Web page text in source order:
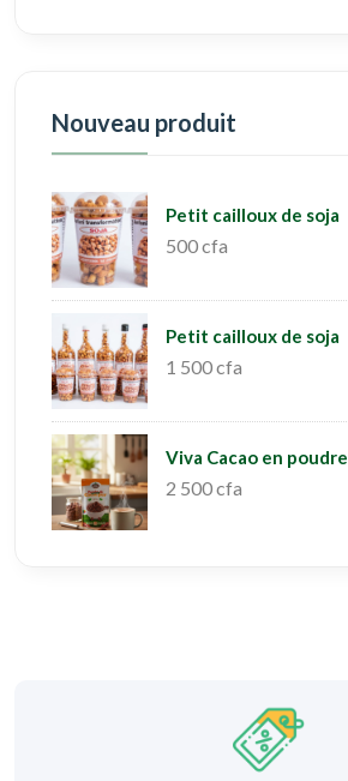
Nouveau produit
Petit cailloux de soja
500 cfa
Petit cailloux de soja
1 500 cfa
Viva Cacao en poudre
2 500 cfa